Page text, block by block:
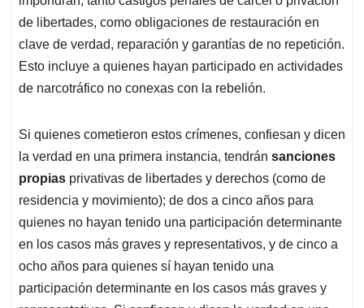
de libertades, como obligaciones de restauración en
clave de verdad, reparación y garantías de no repetición.
Esto incluye a quienes hayan participado en actividades
de narcotráfico no conexas con la rebelión.
Si quienes cometieron estos crímenes, confiesan y dicen
la verdad en una primera instancia, tendrán sanciones
propias privativas de libertades y derechos (como de
residencia y movimiento); de dos a cinco años para
quienes no hayan tenido una participación determinante
en los casos más graves y representativos, y de cinco a
ocho años para quienes sí hayan tenido una
participación determinante en los casos más graves y